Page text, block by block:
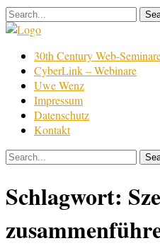
Skip
to
Film
Bearbeitung
30th Century Web-
CyberLink – Webinare
Uwe Wenz
Impressum
Datenschutz
Kontakt
Schlagwort: